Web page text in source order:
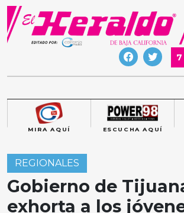
Skip
content
MIRA AQUÍ ESCUCHA AQUÍ
REGIONALES
Gobierno de
exhorta a los